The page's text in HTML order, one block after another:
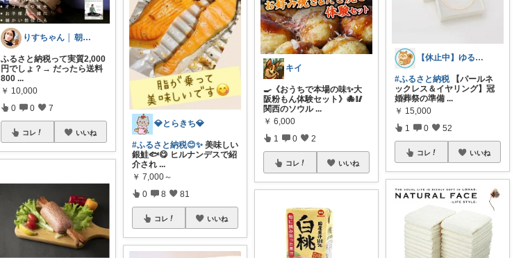
りすちゃん │ 朝コレ
ふるさと納税って実質2,000
円でしょ？→ だったら送料
800 ...
￥ 10,000
0 0 7
コレ いいね
💎とらきち💎
#ふるさと納税😊✨ 美味しい
銀鮭🐟😋 ヒルナンデスで紹
介され ...
￥ 7,000～
0 8 81
コレ いいね
キイ
🍳《おうちで本場の味✨大
阪粉もん体験セット》🐙🥢
関西のソウル ...
￥ 6,000
1 0 2
コレ いいね
【休止中】ゆる得セレクト（@ゆるりす）
#ふるさと納税【パールネ
ックレス＆イヤリング】冠
婚葬祭の準備 ...
￥ 15,000
1 0 52
コレ いいね